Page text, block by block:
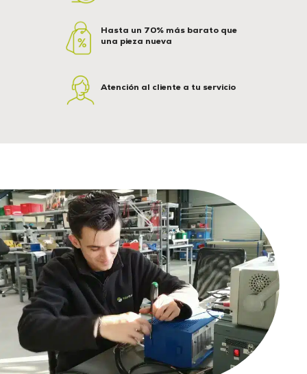
Hasta un 70% más barato que
una pieza nueva
Atención al cliente a tu servicio